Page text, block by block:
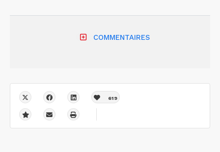
COMMENTAIRES
619